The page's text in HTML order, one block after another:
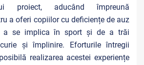
proiect, aducând împreună
a oferi copiilor cu deficiențe de auz
a se implica în sport și de a trăi
și împlinire. Eforturile întregii
realizarea acestei experiențe